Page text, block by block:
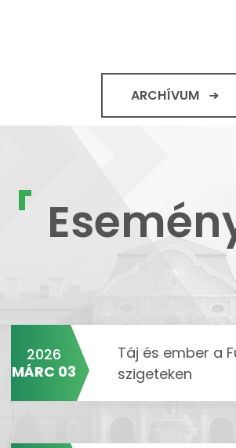
ARCHÍVUM
2026
MÁRC 03
Táj és ember a
szigeteken